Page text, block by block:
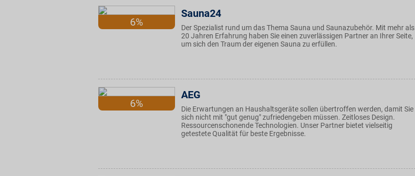
6%
Sauna24
Der Spezialist rund um das Thema Sauna und Saunazubehör. Mit mehr als
20 Jahren Erfahrung haben Sie einen zuverlässigen Partner an Ihrer Seite,
um sich den Traum der eigenen Sauna zu erfüllen.
6%
AEG
Die Erwartungen an Haushaltsgeräte sollen übertroffen werden, damit Sie
sich nicht mit "gut genug" zufriedengeben müssen. Zeitloses Design.
Ressourcenschonende Technologien. Unser Partner bietet vielseitig
getestete Qualität für beste Ergebnisse.